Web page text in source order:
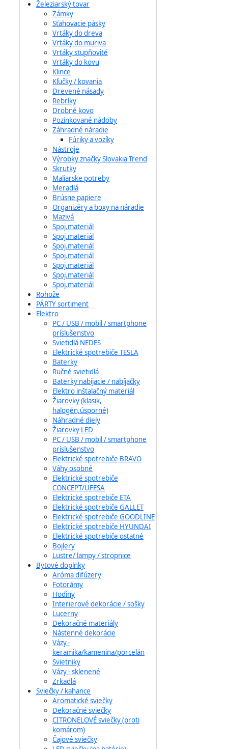
Železiarský tovar
Zámky
Sťahovacie pásky
Vrtáky do dreva
Vrtáky do muriva
Vrtáky stupňovité
Vrtáky do kovu
Klince
Kľučky / kovania
Drevené násady
Rebríky
Drobné kovo
Pozinkované nádoby
Záhradné náradie
Fúriky a vozíky
Nástroje
Výrobky značky Slovakia Trend
Skrutky
Maliarske potreby
Meradlá
Brúsne papiere
Organizéry a boxy na náradie
Mazivá
Spoj.materiál
Spoj.materiál
Spoj.materiál
Spoj.materiál
Spoj.materiál
Spoj.materiál
Spoj.materiál
Rohože
PÁRTY sortiment
Elektro
PC / USB / mobil / smartphone
príslušenstvo
Svietidlá NEDES
Elektrické spotrebiče TESLA
Baterky
Ručné svietidlá
Baterky nabíjacie / nabíjačky
Elektro inštalačný materiál
Žiarovky (klasik,
halogén,úsporné)
Náhradné diely
Žiarovky LED
PC / USB / mobil / smartphone
príslušenstvo
Elektrické spotrebiče BRAVO
Váhy osobné
Elektrické spotrebiče
CONCEPT/UFESA
Elektrické spotrebiče ETA
Elektrické spotrebiče GALLET
Elektrické spotrebiče GOODLINE
Elektrické spotrebiče HYUNDAI
Elektrické spotrebiče ostatné
Bojlery
Lustre/ lampy / stropnice
Bytové doplnky
Aróma difúzery
Fotorámy
Hodiny
Interierové dekorácie / sošky
Lucerny
Dekoračné materiály
Nástenné dekorácie
Vázy -
keramika/kamenina/porcelán
Svietniky
Vázy - sklenené
Zrkadlá
Sviečky / kahance
Aromatické sviečky
Dekoračné sviečky
CITRONELOVÉ sviečky (proti
komárom)
Čajové sviečky